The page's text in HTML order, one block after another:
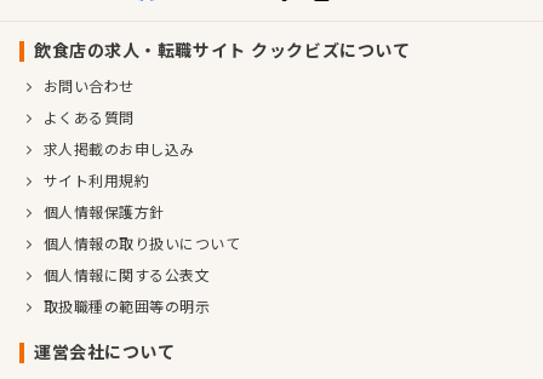
飲食店の求人・転職サイト クックビズについて
お問い合わせ
よくある質問
求人掲載のお申し込み
サイト利用規約
個人情報保護方針
個人情報の取り扱いについて
個人情報に関する公表文
取扱職種の範囲等の明示
運営会社について